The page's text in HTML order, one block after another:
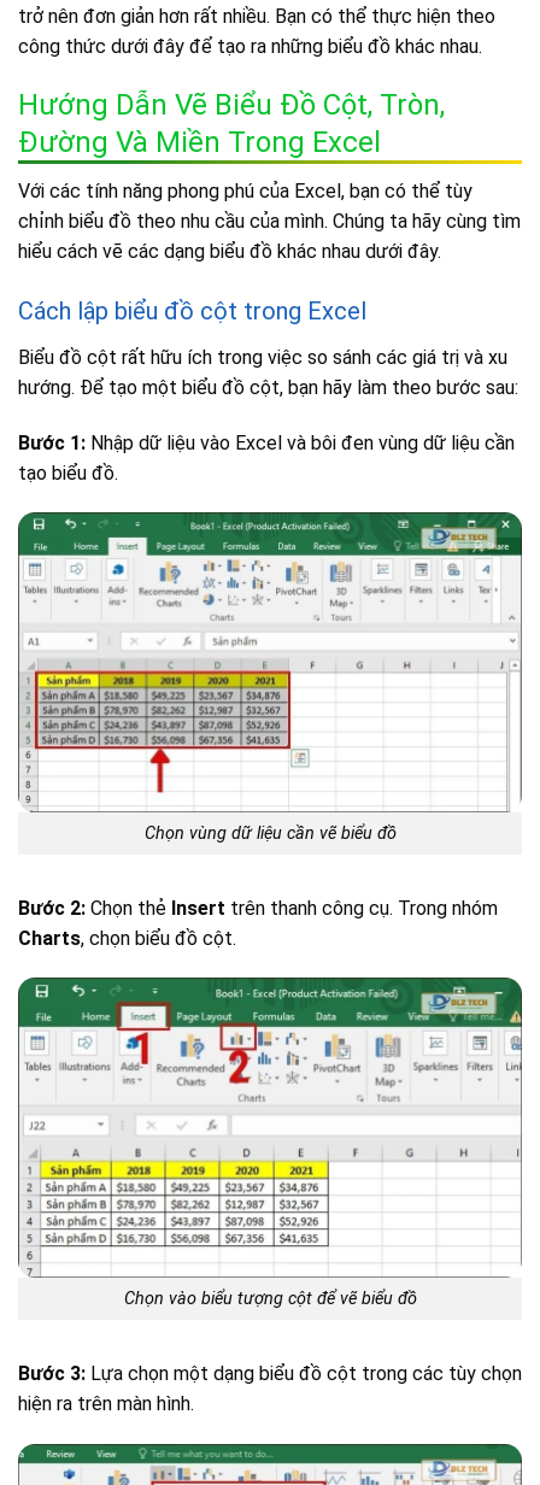
trở nên đơn giản hơn rất nhiều. Bạn có thể thực hiện theo
công thức dưới đây để tạo ra những biểu đồ khác nhau.
Hướng Dẫn Vẽ Biểu Đồ Cột, Tròn,
Đường Và Miền Trong Excel
Với các tính năng phong phú của Excel, bạn có thể tùy
chỉnh biểu đồ theo nhu cầu của mình. Chúng ta hãy cùng tìm
hiểu cách vẽ các dạng biểu đồ khác nhau dưới đây.
Cách lập biểu đồ cột trong Excel
Biểu đồ cột rất hữu ích trong việc so sánh các giá trị và xu
hướng. Để tạo một biểu đồ cột, bạn hãy làm theo bước sau:
Bước 1: Nhập dữ liệu vào Excel và bôi đen vùng dữ liệu cần
tạo biểu đồ.
Chọn vùng dữ liệu cần vẽ biểu đồ
Bước 2: Chọn thẻ Insert trên thanh công cụ. Trong nhóm
Charts, chọn biểu đồ cột.
Chọn vào biểu tượng cột để vẽ biểu đồ
Bước 3: Lựa chọn một dạng biểu đồ cột trong các tùy chọn
hiện ra trên màn hình.